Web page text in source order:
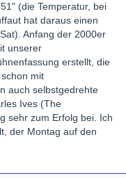
(die Temperatur, bei
hat daraus einen
Anfang der 2000er
unserer
erstellt, die
mit
auch selbstgedrehte
Ives (The
sehr zum Erfolg bei. Ich
der Montag auf den